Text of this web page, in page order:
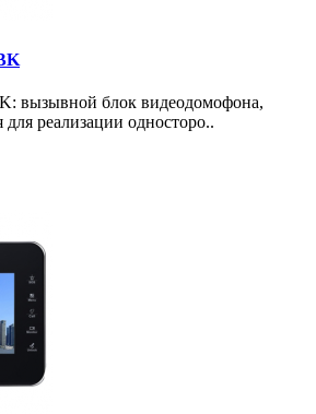
вызывной блок видеодомофона,
реализации односторо..